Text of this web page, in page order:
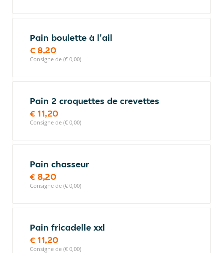
Pain boulette à l'ail
€ 8,20
Consigne de (€ 0,00)
Pain 2 croquettes de crevettes
€ 11,20
Consigne de (€ 0,00)
Pain chasseur
€ 8,20
Consigne de (€ 0,00)
Pain fricadelle xxl
€ 11,20
Consigne de (€ 0,00)